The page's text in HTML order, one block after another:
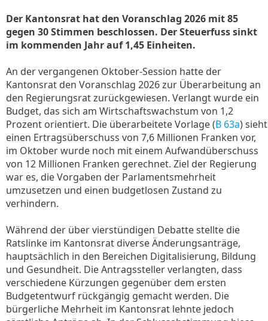
Der Kantonsrat hat den Voranschlag 2026 mit 85
gegen 30 Stimmen beschlossen. Der Steuerfuss sinkt
im kommenden Jahr auf 1,45 Einheiten.
An der vergangenen Oktober-Session hatte der
Kantonsrat den Voranschlag 2026 zur Überarbeitung an
den Regierungsrat zurückgewiesen. Verlangt wurde ein
Budget, das sich am Wirtschaftswachstum von 1,2
Prozent orientiert. Die überarbeitete Vorlage (B 63a) sieht
einen Ertragsüberschuss von 7,6 Millionen Franken vor,
im Oktober wurde noch mit einem Aufwandüberschuss
von 12 Millionen Franken gerechnet. Ziel der Regierung
war es, die Vorgaben der Parlamentsmehrheit
umzusetzen und einen budgetlosen Zustand zu
verhindern.
Während der über vierstündigen Debatte stellte die
Ratslinke im Kantonsrat diverse Änderungsanträge,
hauptsächlich in den Bereichen Digitalisierung, Bildung
und Gesundheit. Die Antragssteller verlangten, dass
verschiedene Kürzungen gegenüber dem ersten
Budgetentwurf rückgängig gemacht werden. Die
bürgerliche Mehrheit im Kantonsrat lehnte jedoch